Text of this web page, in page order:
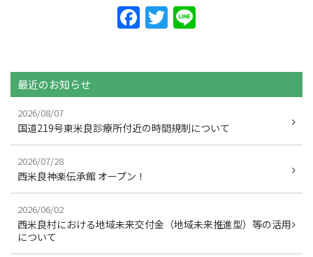
F
a
b
o
o
T
w
最近のお知らせ
2026/08/07
国道219号東米良診療所付近の時間規制について
2026/07/28
西米良神楽伝承館 オープン！
2026/06/02
西米良村における地域未来交付金（地域未来推進型）等の活用
について